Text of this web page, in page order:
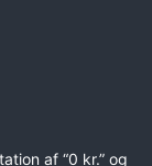
af “0 kr.” og